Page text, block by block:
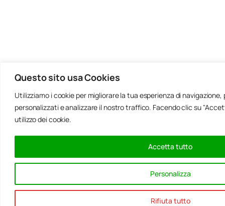
Questo sito usa Cookies
Utilizziamo i cookie per migliorare la tua esperienza di
personalizzati e analizzare il nostro traffico. Facendo clic su
utilizzo dei cookie.
Personalizza
Rifiuta tutto
Accetta tutto